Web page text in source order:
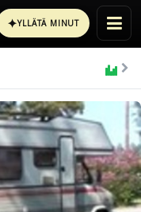
✦YLLÄTÄ MINUT